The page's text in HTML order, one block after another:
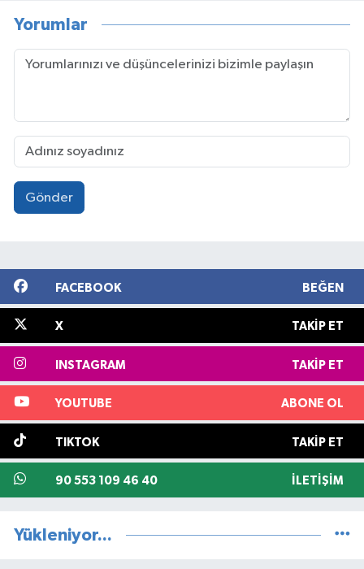
Yorumlar
Gönder
FACEBOOK BEĞEN
X TAKIP ET
INSTAGRAM TAKIP ET
YOUTUBE ABONE OL
TIKTOK TAKIP ET
90 553 109 46 40 İLETIŞIM
Yükleniyor...